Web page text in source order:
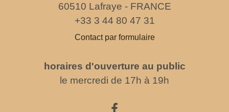
60510 Lafraye - FRANCE
+33 3 44 80 47 31
Contact par formulaire
horaires d'ouverture au public
le mercredi de 17h à 19h